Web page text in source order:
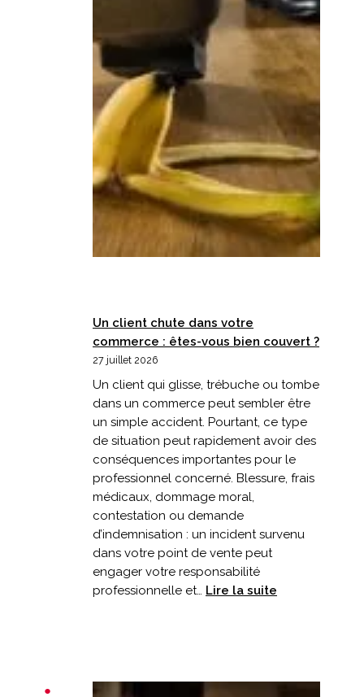
Un client chute dans votre
commerce : êtes-vous bien couvert ?
27 juillet 2026
Un client qui glisse, trébuche ou tombe
dans un commerce peut sembler être
un simple accident. Pourtant, ce type
de situation peut rapidement avoir des
conséquences importantes pour le
professionnel concerné. Blessure, frais
médicaux, dommage moral,
contestation ou demande
d’indemnisation : un incident survenu
dans votre point de vente peut
engager votre responsabilité
professionnelle et… Lire la suite